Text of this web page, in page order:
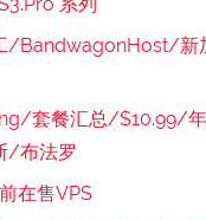
系列
/BandwagonHost/新
套餐汇总/$10.99/
/布法罗
在售VPS